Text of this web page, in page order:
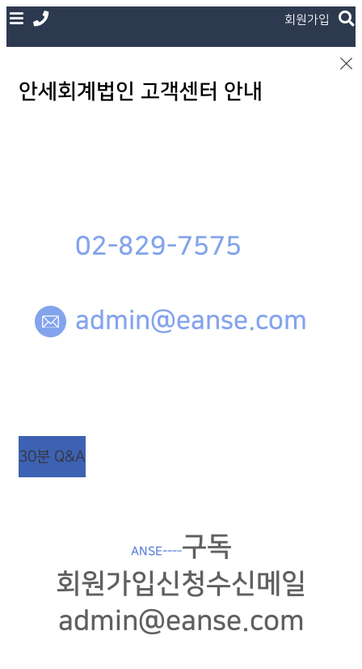
회원가입
안세회계법인 고객센터 안내
02-829-7575
admin@eanse.com
30분 Q&A
ANSE----구독
회원가입신청수신메일
admin@eanse.com